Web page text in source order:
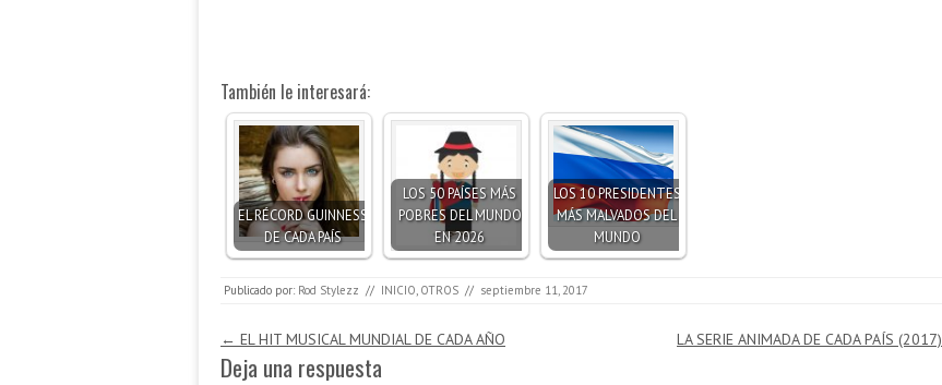
También le interesará:
EL RÉCORD GUINNESS
DE CADA PAÍS
LOS 50 PAÍSES MÁS
POBRES DEL MUNDO
EN 2026
LOS 10 PRESIDENTES
MÁS MALVADOS DEL
MUNDO
Publicado por: Rod Stylezz // INICIO OTROS // septiembre 11, 2017
Navegación de entradas
← EL HIT MUSICAL MUNDIAL DE CADA AÑO LA SERIE ANIMADA DE CADA PAÍS (2017)
Deja una respuesta